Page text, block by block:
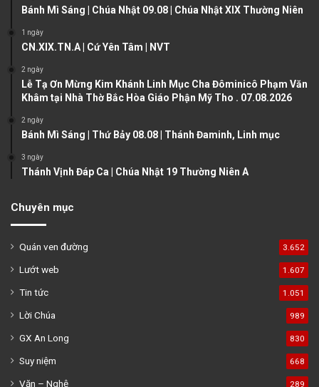
u
p
g
g
Bánh Mì Sáng | Chúa Nhật 09.08 | Chúa Nhật XIX Thường Niên
1 ngày
CN.XIX.TN.A | Cứ Yên Tâm | NVT
2 ngày
Lễ Tạ Ơn Mừng Kim Khánh Linh Mục Cha Đôminicô Phạm Văn
Khâm tại Nhà Thờ Bắc Hòa Giáo Phận Mỹ Tho . 07.08.2026
2 ngày
Bánh Mì Sáng | Thứ Bảy 08.08 | Thánh Đaminh, Linh mục
3 ngày
Thánh Vịnh Đáp Ca | Chúa Nhật 19 Thường Niên A
Chuyên mục
Quán ven đường 3.652
Lướt web 1.607
Tin tức 1.051
Lời Chúa 989
GX An Long 830
Suy niệm 668
Văn – Nghệ 289